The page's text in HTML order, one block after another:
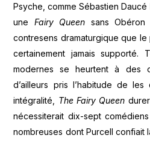
Psyche, comme Sébastien Daucé
une Fairy Queen sans
contresens dramaturgique que le
certainement jamais supporté.
modernes se heurtent à des
d’ailleurs pris l’habitude de
intégralité, The Fairy Queen
nécessiterait dix-sept
nombreuses dont Purcell confiait